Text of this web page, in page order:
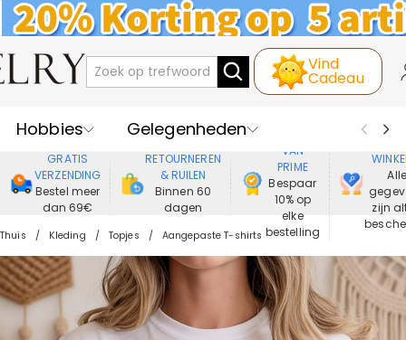
Vind
Cadeau
Hobbies
Gelegenheden
Recipienten
Best Verkochte
Nieuwe
Juwelen
Wonen&Leven
Kleding
GRATIS
VERZENDING
Bestel meer
dan 69€
RETOURNEREN
& RUILEN
Binnen 60
dagen
VAN
PRIME
Bespaar
10% op
elke
bestelling
Alle
zijn
Thuis Kleding Topjes Aangepaste T-shirts